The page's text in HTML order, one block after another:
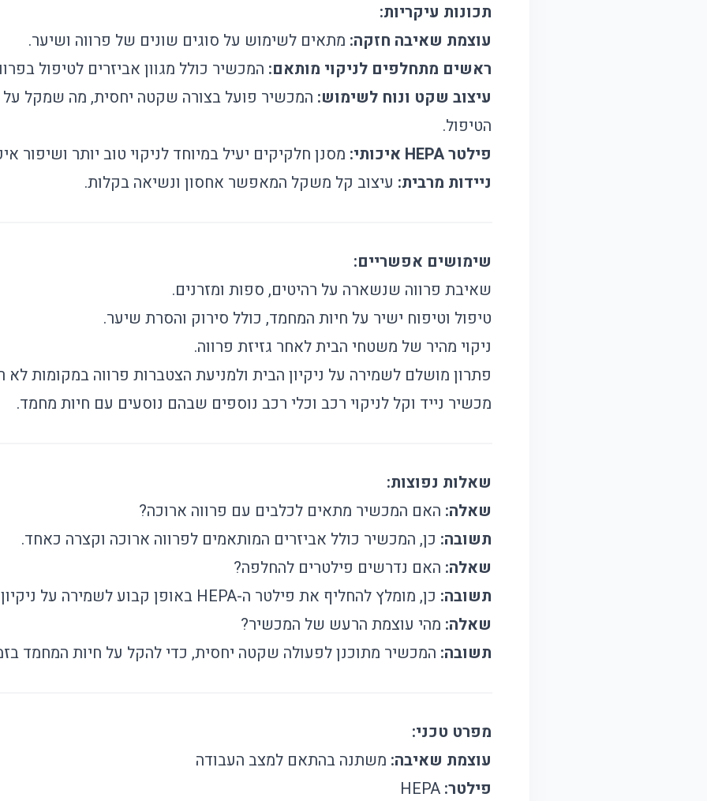
תכונות עיקריות:
עוצמת שאיבה חזקה: מתאים לשימוש על סוגים שונים של פרווה ושיער.
ראשים מתחלפים לניקוי מותאם: המכשיר כולל מגוון אביזרים לטיפול
עיצוב שקט ונוח לשימוש: המכשיר פועל בצורה שקטה יחסית, מה שמקל
הטיפול.
פילטר HEPA איכותי:
מסנן חלקיקים יעיל במיוחד לניקוי טוב יותר ושיפור
ניידות מרבית: עיצוב קל משקל המאפשר אחסון ונשיאה בקלות.
שימושים אפשריים:
שאיבת פרווה שנשארה על רהיטים, ספות ומזרנים.
טיפול וטיפוח ישיר על חיות המחמד, כולל סירוק והסרת שיער.
ניקוי מהיר של משטחי הבית לאחר גזיזת פרווה.
פתרון מושלם לשמירה על ניקיון הבית ולמניעת הצטברות פרווה במקומות לא
מכשיר נייד וקל לניקוי רכב וכלי רכב נוספים שבהם נוסעים עם חיות מחמד.
שאלות נפוצות:
שאלה: האם המכשיר מתאים לכלבים עם פרווה ארוכה?
תשובה: כן, המכשיר כולל אביזרים המותאמים לפרווה ארוכה וקצרה כאחד.
שאלה: האם נדרשים פילטרים להחלפה?
תשובה: כן, מומלץ להחליף את פילטר ה-HEPA באופן קבוע לשמירה על ניקיון יעיל.
שאלה: מהי עוצמת הרעש של המכשיר?
תשובה: המכשיר מתוכנן לפעולה שקטה יחסית, כדי להקל על חיות המחמד
מפרט טכני:
עוצמת שאיבה: משתנה בהתאם למצב העבודה
פילטר: